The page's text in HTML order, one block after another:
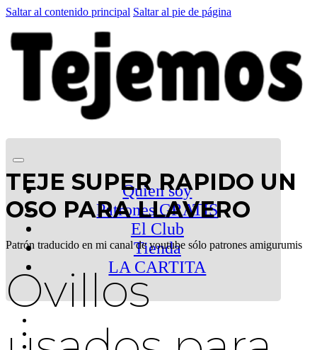
Saltar al contenido principal Saltar al pie de página
Quien soy
Patrones GRATIS
El Club
Tienda
LA CARTITA
TEJE SUPER RAPIDO UN
OSO PARA LLAVERO
Patrón traducido en mi canal de youtube sólo patrones amigurumis
Ovillos